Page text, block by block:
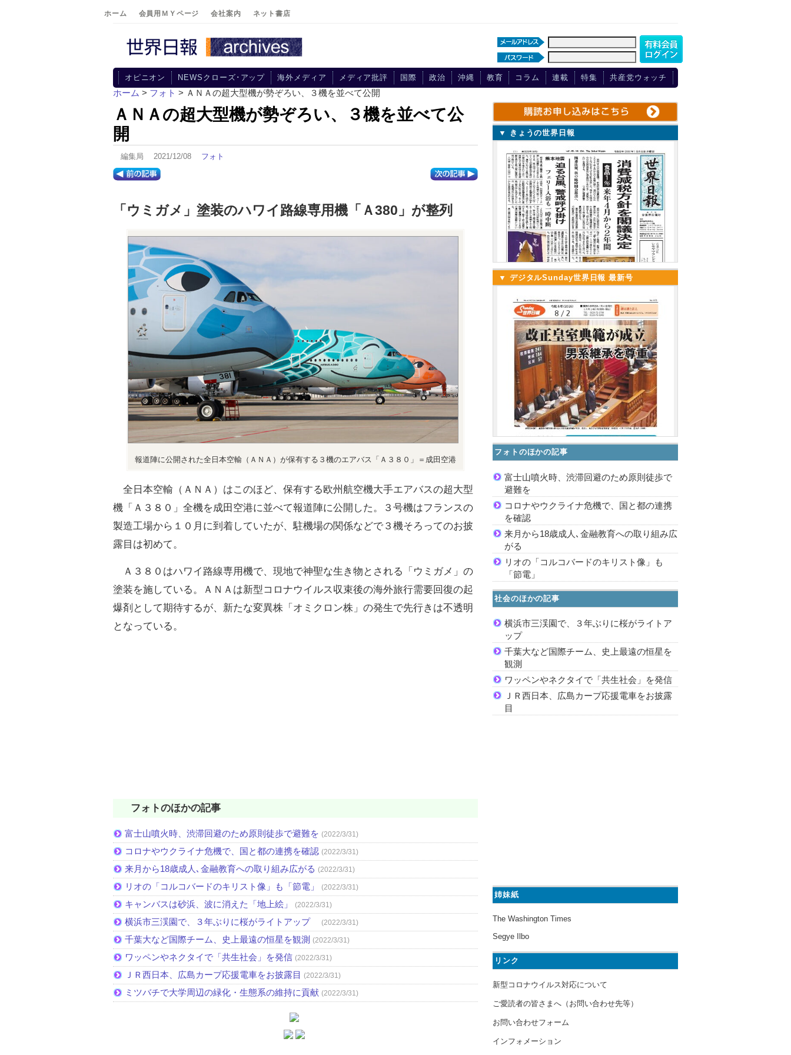
ホーム 会員用ＭＹページ 会社案内 ネット書店
オピニオン NEWSクローズ･アップ 海外メディア メディア批評 国際 政治 沖縄 教育 コラム 連載 特集 共産党ウォッチ
ホーム > フォト > ＡＮＡの超大型機が勢ぞろい、３機を並べて公開
ＡＮＡの超大型機が勢ぞろい、３機を並べて公
開
編集局 2021/12/08 フォト
「ウミガメ」塗装のハワイ路線専用機「Ａ380」が整列
報道陣に公開された全日本空輸（ＡＮＡ）が保有する３機のエアバス「Ａ３８０」＝成田空港
全日本空輸（ＡＮＡ）はこのほど、保有する欧州航空機大手エアバスの超大型
機「Ａ３８０」全機を成田空港に並べて報道陣に公開した。３号機はフランスの
製造工場から１０月に到着していたが、駐機場の関係などで３機そろってのお披
露目は初めて。
Ａ３８０はハワイ路線専用機で、現地で神聖な生き物とされる「ウミガメ」の
塗装を施している。ＡＮＡは新型コロナウイルス収束後の海外旅行需要回復の起
爆剤として期待するが、新たな変異株「オミクロン株」の発生で先行きは不透明
となっている。
フォトのほかの記事
富士山噴火時、渋滞回避のため原則徒歩で避難を (2022/3/31)
コロナやウクライナ危機で、国と都の連携を確認 (2022/3/31)
来月から18歳成人､金融教育への取り組み広がる (2022/3/31)
リオの「コルコバードのキリスト像」も「節電」 (2022/3/31)
キャンバスは砂浜、波に消えた「地上絵」 (2022/3/31)
横浜市三渓園で、３年ぶりに桜がライトアップ (2022/3/31)
千葉大など国際チーム、史上最遠の恒星を観測 (2022/3/31)
ワッペンやネクタイで「共生社会」を発信 (2022/3/31)
ＪＲ西日本、広島カープ応援電車をお披露目 (2022/3/31)
ミツバチで大学周辺の緑化・生態系の維持に貢献 (2022/3/31)
▼ きょうの世界日報
▼ デジタルSunday世界日報 最新号
フォトのほかの記事
富士山噴火時、渋滞回避のため原則徒歩で
避難を
コロナやウクライナ危機で、国と都の連携
を確認
来月から18歳成人､金融教育への取り組み広
がる
リオの「コルコバードのキリスト像」も
「節電」
社会のほかの記事
横浜市三渓園で、３年ぶりに桜がライトア
ップ
千葉大など国際チーム、史上最遠の恒星を
観測
ワッペンやネクタイで「共生社会」を発信
ＪＲ西日本、広島カープ応援電車をお披露
目
姉妹紙
The Washington Times
Segye Ilbo
リンク
新型コロナウイルス対応について
ご愛読者の皆さまへ（お問い合わせ先等）
お問い合わせフォーム
インフォメーション